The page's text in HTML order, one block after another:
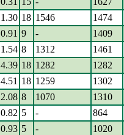
1.30 18 1546
1474
0.91 9 -
1409
1.54 8 1312
1461
4.39 18 1282
1282
4.51 18 1259
1302
2.08 8 1070
1310
0.82 5 -
864
0.93 5 -
1020